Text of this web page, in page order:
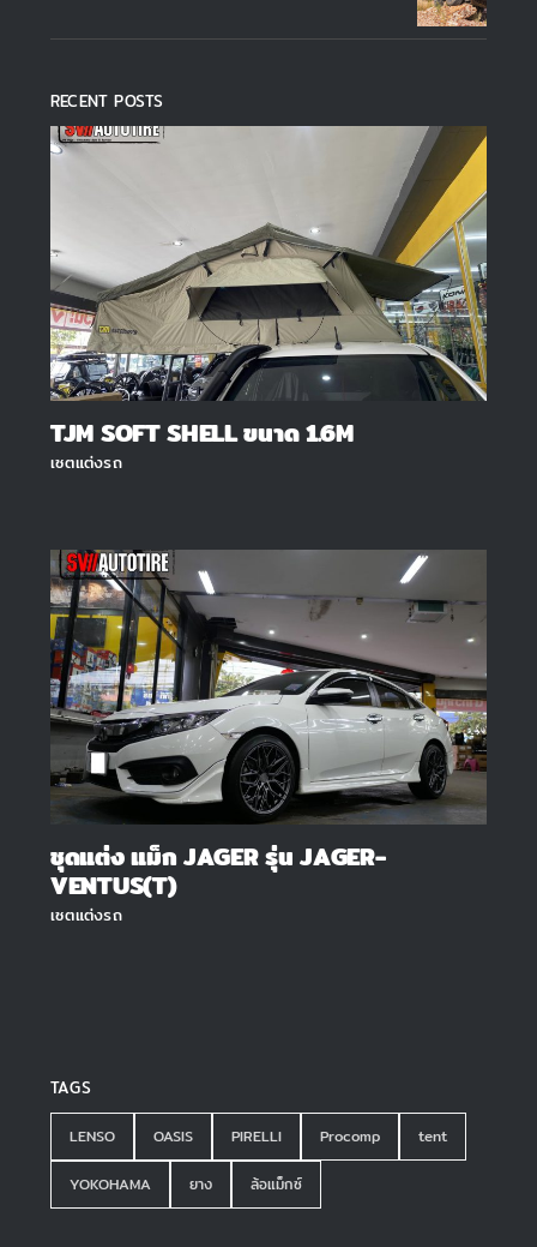
RECENT POSTS
TJM SOFT SHELL ขนาด 1.6M
เซตแต่งรถ
ชุดแต่ง แม็ก JAGER รุ่น JAGER-
VENTUS(T)
เซตแต่งรถ
TAGS
LENSO OASIS PIRELLI Procomp tent
YOKOHAMA ยาง ล้อแม็กซ์